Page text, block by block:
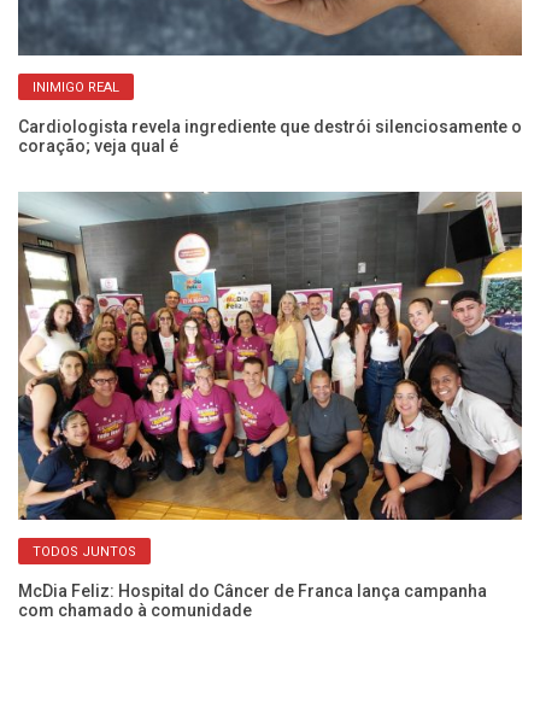
INIMIGO REAL
Cardiologista revela ingrediente que destrói silenciosamente o
coração; veja qual é
TODOS JUNTOS
McDia Feliz: Hospital do Câncer de Franca lança campanha
com chamado à comunidade